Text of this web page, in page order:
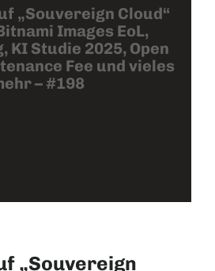
„Souvereign Cloud“
Images EoL,
KI Studie 2025, Open
Fee und vieles
– #198
„Souvereign